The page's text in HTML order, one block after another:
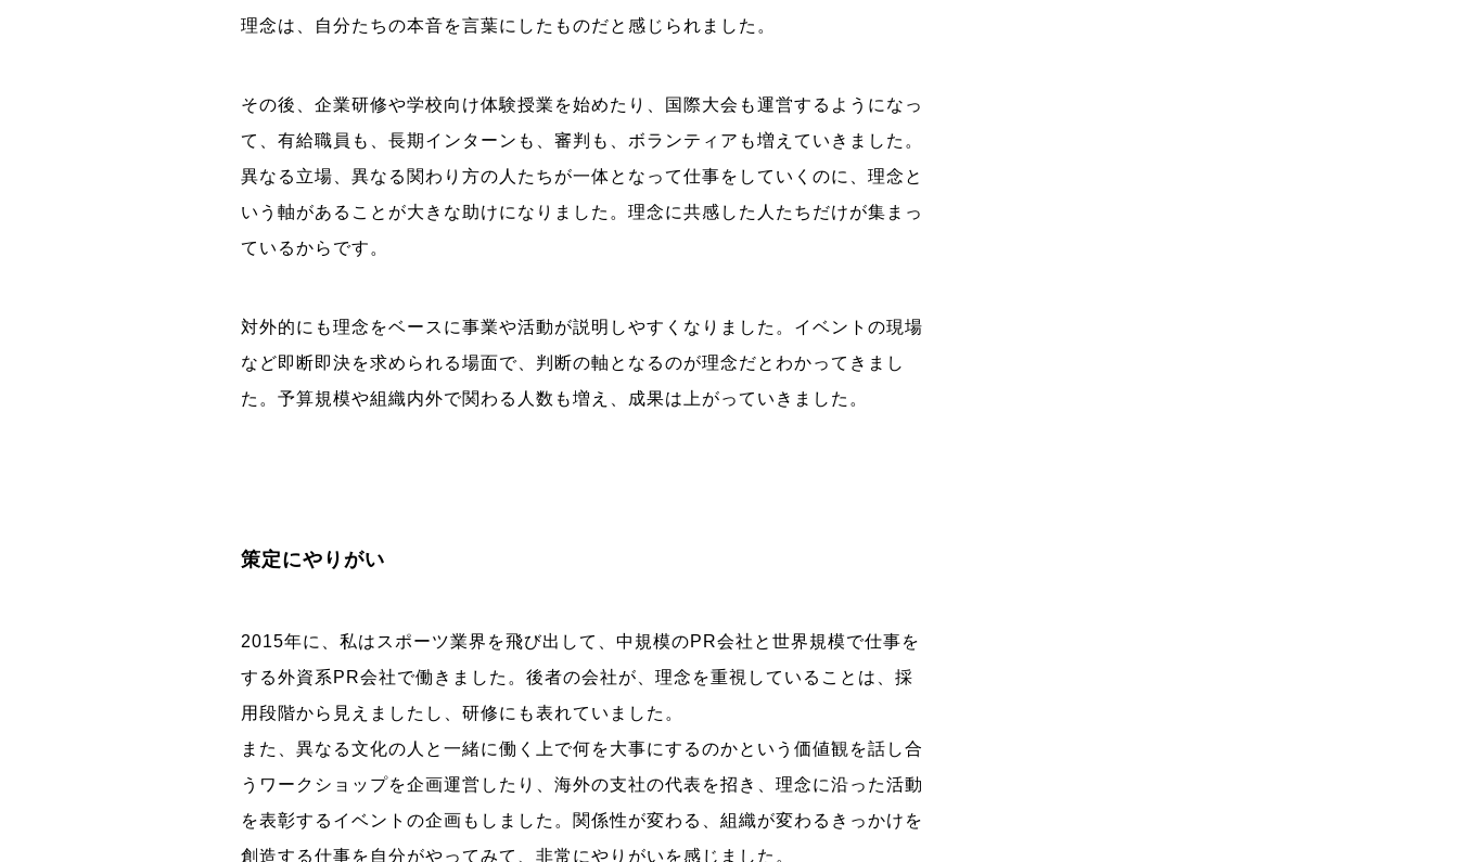
理念は、自分たちの本音を言葉にしたものだと感じられました。
その後、企業研修や学校向け体験授業を始めたり、国際大会も運営するようになっ
て、有給職員も、長期インターンも、審判も、ボランティアも増えていきました。
異なる立場、異なる関わり方の人たちが一体となって仕事をしていくのに、理念と
いう軸があることが大きな助けになりました。理念に共感した人たちだけが集まっ
ているからです。
対外的にも理念をベースに事業や活動が説明しやすくなりました。イベントの現場
など即断即決を求められる場面で、判断の軸となるのが理念だとわかってきまし
た。予算規模や組織内外で関わる人数も増え、成果は上がっていきました。
策定にやりがい
2015年に、私はスポーツ業界を飛び出して、中規模のPR会社と世界規模で仕事を
する外資系PR会社で働きました。後者の会社が、理念を重視していることは、採
用段階から見えましたし、研修にも表れていました。
また、異なる文化の人と一緒に働く上で何を大事にするのかという価値観を話し合
うワークショップを企画運営したり、海外の支社の代表を招き、理念に沿った活動
を表彰するイベントの企画もしました。関係性が変わる、組織が変わるきっかけを
創造する仕事を自分がやってみて、非常にやりがいを感じました。